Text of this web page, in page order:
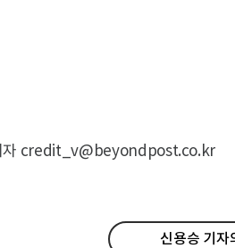
자 credit_v@beyondpost.co.kr
신용승 기자